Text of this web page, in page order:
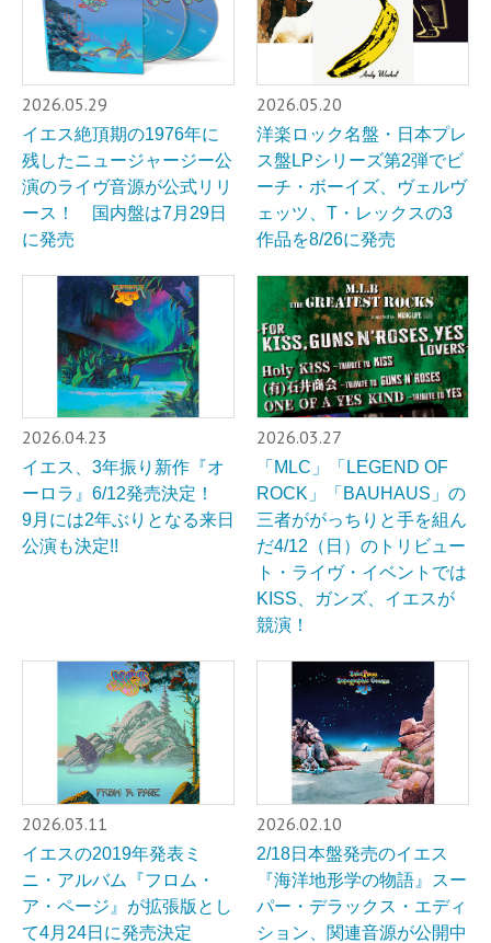
2026.05.29
イエス絶頂期の1976年に
残したニュージャージー公
演のライヴ音源が公式リリ
ース！ 国内盤は7月29日
に発売
2026.05.20
洋楽ロック名盤・日本プレ
ス盤LPシリーズ第2弾でビ
ーチ・ボーイズ、ヴェルヴ
ェッツ、T・レックスの3
作品を8/26に発売
2026.04.23
イエス、3年振り新作『オ
ーロラ』6/12発売決定！
9月には2年ぶりとなる来日
公演も決定!!
2026.03.27
「MLC」「LEGEND OF
ROCK」「BAUHAUS」の
三者ががっちりと手を組ん
だ4/12（日）のトリビュー
ト・ライヴ・イベントでは
KISS、ガンズ、イエスが
競演！
2026.03.11
イエスの2019年発表ミ
ニ・アルバム『フロム・
ア・ページ』が拡張版とし
て4月24日に発売決定
2026.02.10
2/18日本盤発売のイエス
『海洋地形学の物語』スー
パー・デラックス・エディ
ション、関連音源が公開中